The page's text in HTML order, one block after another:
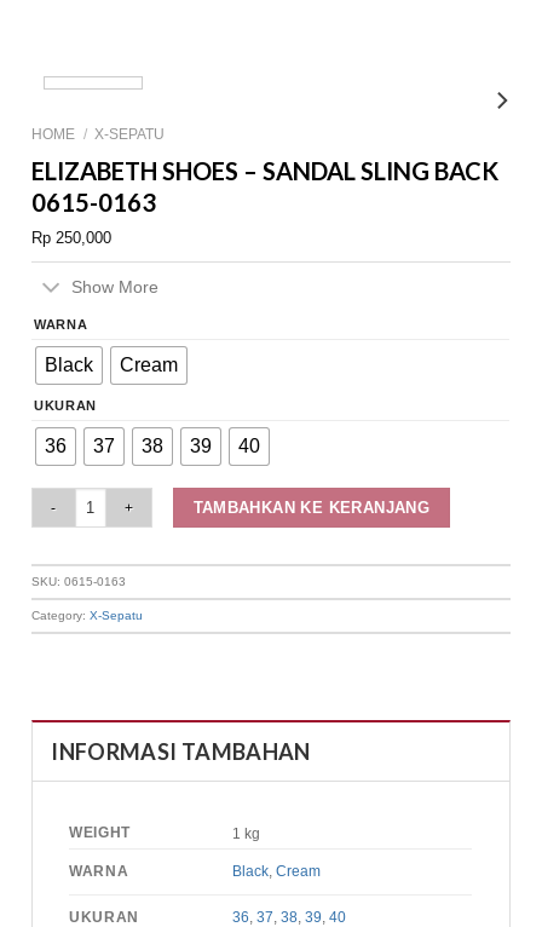
HOME / X-SEPATU
ELIZABETH SHOES – SANDAL SLING BACK
0615-0163
Rp 250,000
Show More
WARNA
Black Cream
UKURAN
36 37 38 39 40
TAMBAHKAN KE KERANJANG
SKU:0615-0163
Category:X-Sepatu
INFORMASI TAMBAHAN
WEIGHT 1 kg
WARNA Black ,Cream
UKURAN 36 ,37 ,38 ,39 ,40